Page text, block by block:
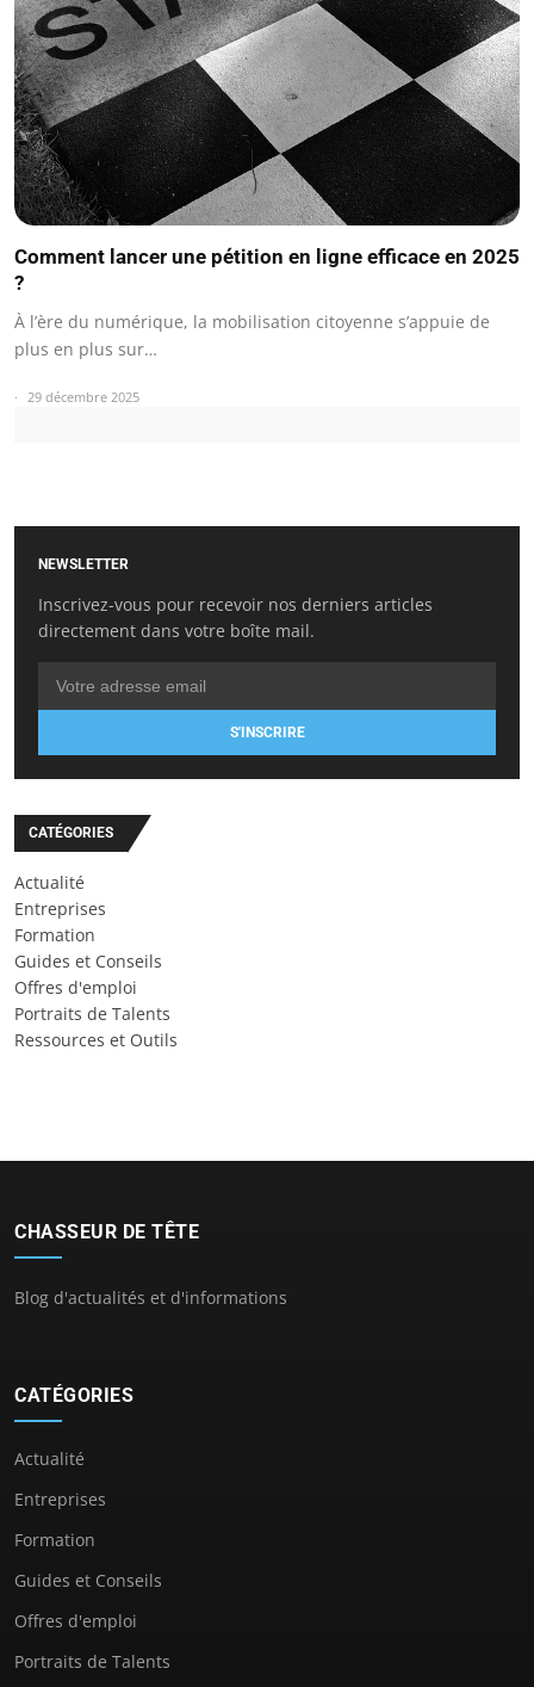
Comment lancer une pétition en ligne efficace en 2025
?
À l’ère du numérique, la mobilisation citoyenne s’appuie de
plus en plus sur…
29 décembre 2025
NEWSLETTER
Inscrivez-vous pour recevoir nos derniers articles
directement dans votre boîte mail.
S'INSCRIRE
CATÉGORIES
Actualité
Entreprises
Formation
Guides et Conseils
Offres d'emploi
Portraits de Talents
Ressources et Outils
CHASSEUR DE TÊTE
Blog d'actualités et d'informations
CATÉGORIES
Actualité
Entreprises
Formation
Guides et Conseils
Offres d'emploi
Portraits de Talents